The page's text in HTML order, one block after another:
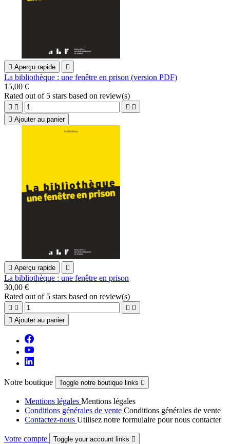
 Aperçu rapide 
La bibliothèque : une fenêtre en prison (version PDF)
15,00 €
Rated out of 5 stars based on review(s)
   
 Ajouter au panier
 Aperçu rapide 
La bibliothèque : une fenêtre en prison
30,00 €
Rated out of 5 stars based on review(s)
   
 Ajouter au panier
Notre boutique Toggle notre boutique links 
Mentions légales Mentions légales
Conditions générales de vente Conditions générales de vente
Contactez-nous Utilisez notre formulaire pour nous contacter
Votre compte Toggle your account links 